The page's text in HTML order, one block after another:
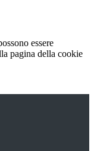
essere
pagina della cookie